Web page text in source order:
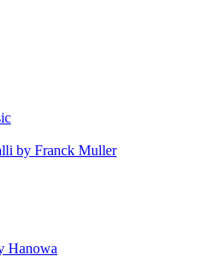
by Franck Muller
Hanowa